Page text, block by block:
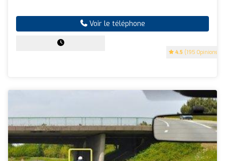
4.5 (195 Opinions)
Voir le téléphone